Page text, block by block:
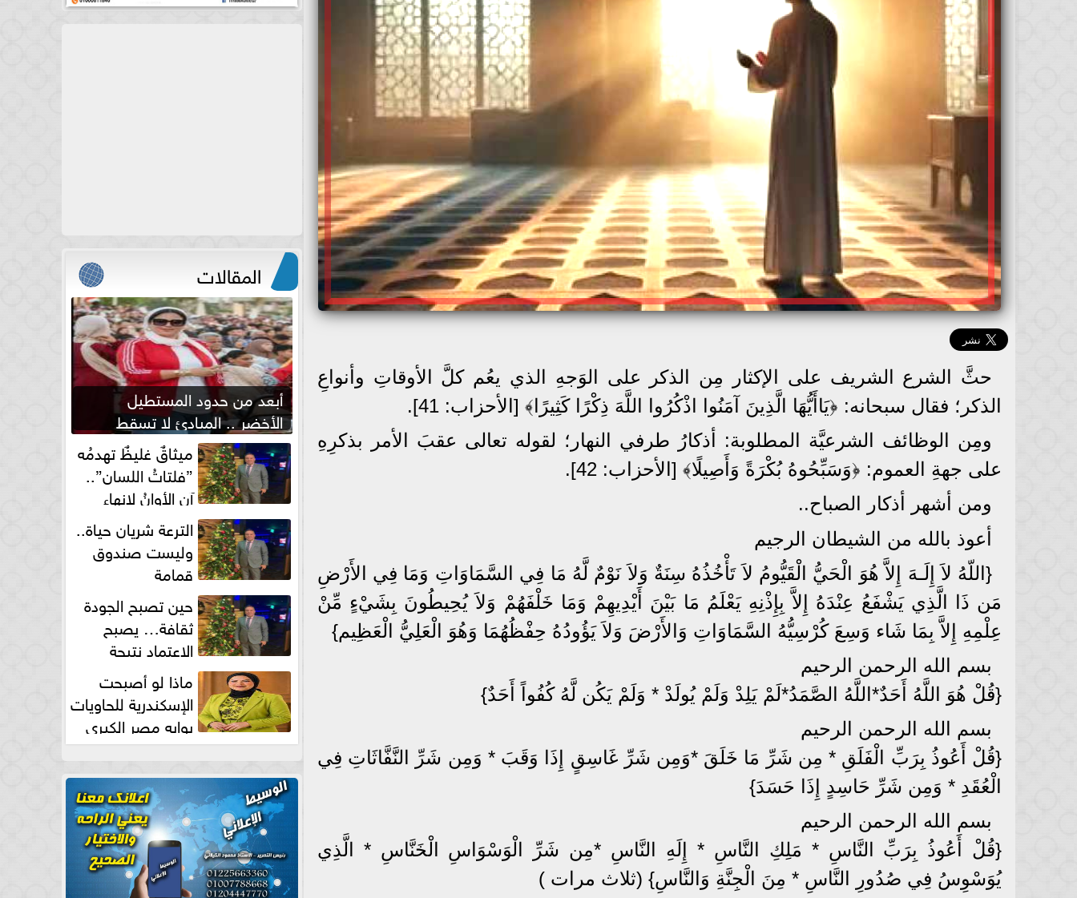
حثَّ الشرع الشريف على الإكثار مِن الذكر على الوَجهِ الذي يعُم كلَّ الأوقاتِ وأنواعِ
الذكر؛ فقال سبحانه: ﴿يَاأَيُّهَا الَّذِينَ آمَنُوا اذْكُرُوا اللَّهَ ذِكْرًا كَثِيرًا﴾ [الأحزاب: 41].
ومِن الوظائف الشرعيَّة المطلوبة: أذكارُ طرفي النهار؛ لقوله تعالى عقبَ الأمر بذكرِهِ
على جهةِ العموم: ﴿وَسَبِّحُوهُ بُكْرَةً وَأَصِيلًا﴾ [الأحزاب: 42].
ومن أشهر أذكار الصباح..
أعوذ بالله من الشيطان الرجيم
{اللّهُ لاَ إِلَـهَ إِلاَّ هُوَ الْحَيُّ الْقَيُّومُ لاَ تَأْخُذُهُ سِنَةٌ وَلاَ نَوْمٌ لَّهُ مَا فِي السَّمَاوَاتِ وَمَا فِي الأَرْضِ
مَن ذَا الَّذِي يَشْفَعُ عِنْدَهُ إِلاَّ بِإِذْنِهِ يَعْلَمُ مَا بَيْنَ أَيْدِيهِمْ وَمَا خَلْفَهُمْ وَلاَ يُحِيطُونَ بِشَيْءٍ مِّنْ
عِلْمِهِ إِلاَّ بِمَا شَاء وَسِعَ كُرْسِيُّهُ السَّمَاوَاتِ وَالأَرْضَ وَلاَ يَؤُودُهُ حِفْظُهُمَا وَهُوَ الْعَلِيُّ الْعَظِيم}
بسم الله الرحمن الرحيم
{قُلْ هُوَ اللَّهُ أَحَدٌ*اللَّهُ الصَّمَدُ*لَمْ يَلِدْ وَلَمْ يُولَدْ * وَلَمْ يَكُن لَّهُ كُفُواً أَحَدٌ}
بسم الله الرحمن الرحيم
{قُلْ أَعُوذُ بِرَبِّ الْفَلَقِ * مِن شَرِّ مَا خَلَقَ *وَمِن شَرِّ غَاسِقٍ إِذَا وَقَبَ * وَمِن شَرِّ النَّفَّاثَاتِ فِي
الْعُقَدِ * وَمِن شَرِّ حَاسِدٍ إِذَا حَسَدَ}
بسم الله الرحمن الرحيم
{قُلْ أَعُوذُ بِرَبِّ النَّاسِ * مَلِكِ النَّاسِ * إِلَهِ النَّاسِ *مِن شَرِّ الْوَسْوَاسِ الْخَنَّاسِ * الَّذِي
يُوَسْوِسُ فِي صُدُورِ النَّاسِ * مِنَ الْجِنَّةِ وَالنَّاسِ} (ثلاث مرات )
المقالات
أبعد من حدود المستطيل
الأخضر .. المبادئ لا تسقط
بصفارة الحكم ميثاقٌ غليظٌ تهدمُه
”فلتاتُ اللسان”..
آن الأوانُ لإنهاءِ
فوضى الطلاق الشفهي!الترعة شريان حياة..
وليست صندوق
قمامة
حين تصبح الجودة
ثقافة… يصبح
الاعتماد نتيجة
طبيعية
ماذا لو أصبحت
الإسكندرية للحاويات
بوابه مصر الكبري
للتجارة العالمية بقلم د...